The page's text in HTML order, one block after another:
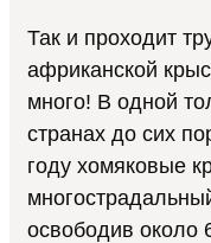
Так и проходит
африканской
много! В одной
странах до сих
году хомяковые
освободив около